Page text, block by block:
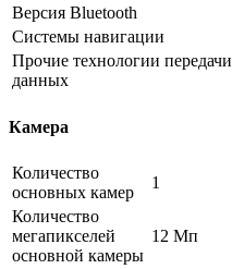
Версия Bluetooth
Системы навигации
Прочие технологии передачи
данных
Камера
Количество
основных камер
1
Количество
мегапикселей
основной камеры
12 Мп